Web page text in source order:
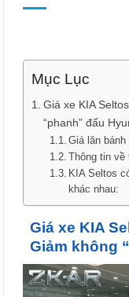
Mục Lục
Giá xe KIA
“phanh” đấu
Giá lăn
Thông tin về
KIA Seltos
khác nhau:
Giá xe KIA
Giảm không